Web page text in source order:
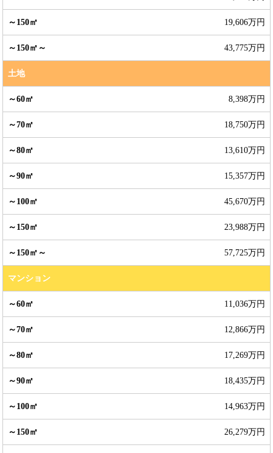
19,606万円
43,775万円
土地
8,398万円
18,750万円
13,610万円
15,357万円
45,670万円
23,988万円
57,725万円
マンション
11,036万円
12,866万円
17,269万円
18,435万円
14,963万円
26,279万円